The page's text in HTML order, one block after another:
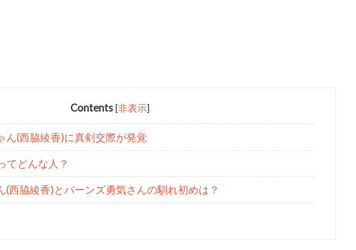
Contents [非表示]
ん(西脇綾香)に真剣交際が発覚
てどんな人？
(西脇綾香)とバーンズ勇気さんの馴れ初めは？